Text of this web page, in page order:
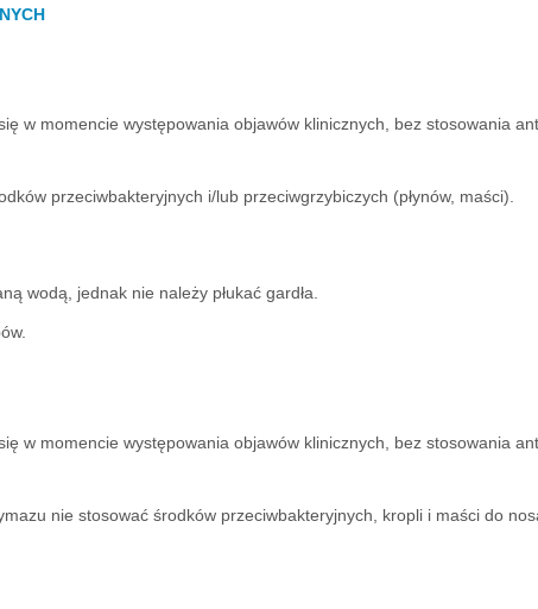
w momencie występowania objawów klinicznych, bez stosowania
przeciwbakteryjnych i/lub przeciwgrzybiczych (płynów, maści).
wodą, jednak nie należy płukać gardła.
w momencie występowania objawów klinicznych, bez stosowania
nie stosować środków przeciwbakteryjnych, kropli i maści do